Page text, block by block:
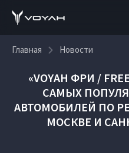
Главная Новости
«VOYAH ФРИ /
САМЫХ
АВТОМОБИЛЕЙ ПО
МОСКВЕ И